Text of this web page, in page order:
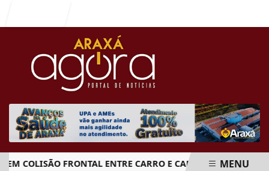
COLISÃO FRONTAL ENTRE CARRO E CAMINHÃO NA BR-262
MENU